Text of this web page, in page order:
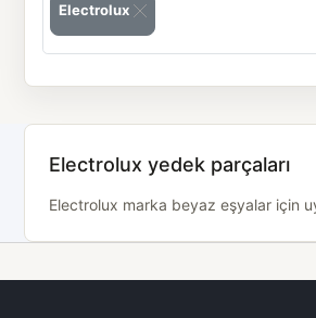
Electrolux
Electrolux yedek parçaları
Electrolux marka beyaz eşyalar için